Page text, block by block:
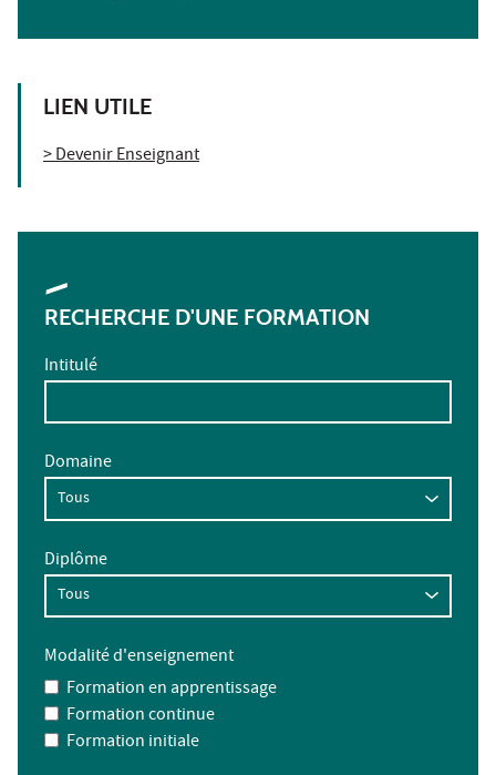
LIEN UTILE
> Devenir Enseignant
RECHERCHE D'UNE FORMATION
Intitulé
Domaine
Diplôme
Modalité d'enseignement
Formation en apprentissage
Formation continue
Formation initiale